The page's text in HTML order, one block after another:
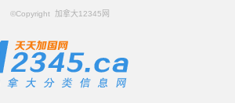
©Copyright 加拿大12345网